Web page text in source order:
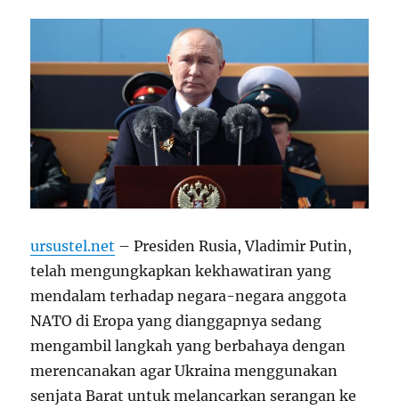
ursustel.net – Presiden Rusia, Vladimir Putin,
telah mengungkapkan kekhawatiran yang
mendalam terhadap negara-negara anggota
NATO di Eropa yang dianggapnya sedang
mengambil langkah yang berbahaya dengan
merencanakan agar Ukraina menggunakan
senjata Barat untuk melancarkan serangan ke